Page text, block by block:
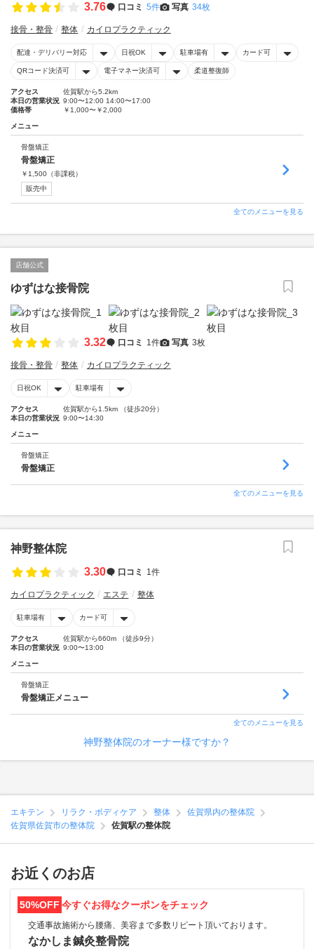
3.76 口コミ 5件 写真 34枚
接骨・整骨 整体 カイロプラクティック
配達・デリバリー対応 日祝OK 駐車場有 カード可
QRコード決済可 電子マネー決済可 柔道整復師
アクセス
佐賀駅から5.2km
本日の営業状況 9:00〜12:00 14:00〜17:00
価格帯
￥1,000〜￥2,000
メニュー
骨盤矯正
骨盤矯正
￥ 1,500 （非課税）
販売中
全てのメニューを見る
店舗公式
ゆずはな接骨院
3.32 口コミ 1件 写真 3枚
接骨・整骨 整体 カイロプラクティック
日祝OK 駐車場有
アクセス
佐賀駅から1.5km （徒歩20分）
本日の営業状況 9:00〜14:30
メニュー
骨盤矯正
骨盤矯正
全てのメニューを見る
神野整体院
3.30
口コミ 1件
カイロプラクティック エステ 整体
駐車場有 カード可
アクセス
佐賀駅から660m （徒歩9分）
本日の営業状況 9:00〜13:00
メニュー
骨盤矯正
骨盤矯正メニュー
全てのメニューを見る
神野整体院のオーナー様ですか？
エキテン リラク・ボディケア 整体
佐賀県内の整体院
佐賀県佐賀市の整体院
佐賀駅の整体院
お近くのお店
50%OFF 今すぐお得なクーポンをチェック
交通事故施術から腰痛、美容まで多数リピート頂いております。
なかしま鍼灸整骨院